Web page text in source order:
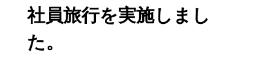
社員旅行を実施しまし
た。